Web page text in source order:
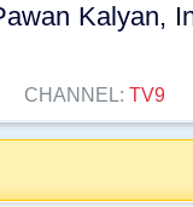
Kalyan,
CHANNEL: TV9